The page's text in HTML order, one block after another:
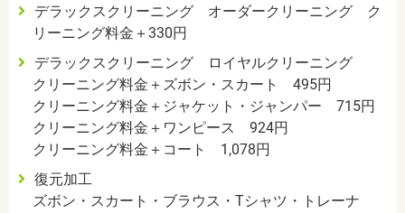
デラックスクリーニング オーダークリーニング ク
リーニング料金＋330円
デラックスクリーニング ロイヤルクリーニング
クリーニング料金＋ズボン・スカート 495円
クリーニング料金＋ジャケット・ジャンパー 715円
クリーニング料金＋ワンピース 924円
クリーニング料金＋コート 1,078円
復元加工
ズボン・スカート・ブラウス・Tシャツ・トレーナ